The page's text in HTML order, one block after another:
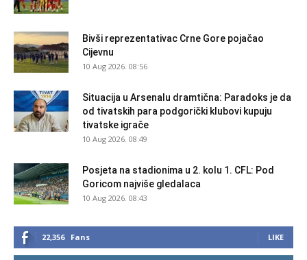
Bivši reprezentativac Crne Gore pojačao
Cijevnu
10 Aug 2026. 08:56
Situacija u Arsenalu dramtična: Paradoks je da
od tivatskih para podgorički klubovi kupuju
tivatske igrače
10 Aug 2026. 08:49
Posjeta na stadionima u 2. kolu 1. CFL: Pod
Goricom najviše gledalaca
10 Aug 2026. 08:43
22,356 Fans LIKE